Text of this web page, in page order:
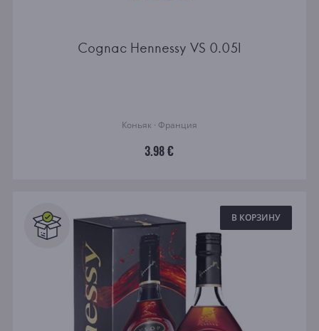
Cognac Hennessy VS 0.05l
Коньяк · Франция
3.98 €
В КОРЗИНУ